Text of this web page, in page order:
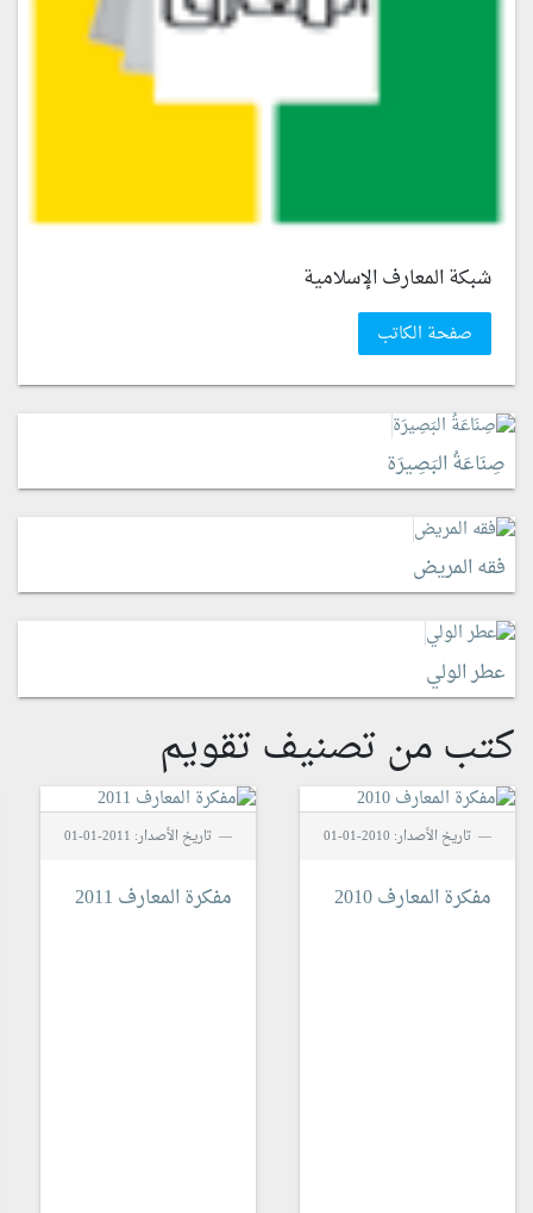
شبكة المعارف الإسلامية
صفحة الكاتب
صِنَاعَةُ البَصِيرَة
فقه المريض
عطر الولي
كتب من تصنيف تقويم
تاريخ الأصدار: 2010-01-01
مفكرة المعارف 2010
تاريخ الأصدار: 2011-01-01
مفكرة المعارف 2011